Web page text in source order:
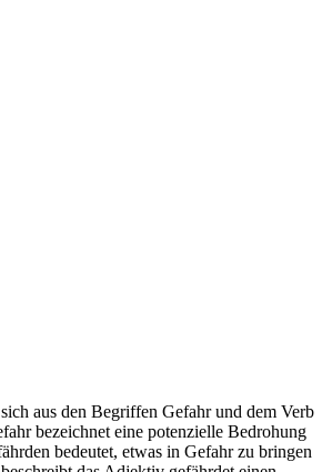
aus den Begriffen Gefahr und dem Verb
bezeichnet eine potenzielle Bedrohung
bedeutet, etwas in Gefahr zu bringen